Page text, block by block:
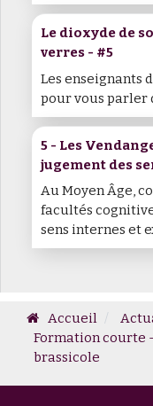
Le dioxyde de
verres - #5
Les enseignants
pour vous parler
5 - Les
jugement des
Au Moyen Âge,
facultés
sens internes et
Accueil
Formation courte
brassicole